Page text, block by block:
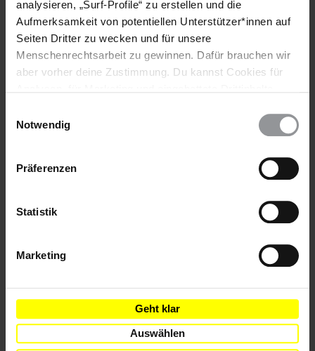
analysieren, „Surf-Profile“ zu erstellen und die
Aufmerksamkeit von potentiellen Unterstützer*innen auf
Seiten Dritter zu wecken und für unsere
Menschenrechtsarbeit zu gewinnen. Dafür brauchen wir
aber vorher deine Zustimmung. Du kannst Cookies für
wieder ändern. Diesen Banner kannst Du über den Link
Notwendig
Präferenzen
Statistik
Marketing
Geht klar
Auswählen
Teile diesen Beitrag
Bleib informiert
Text
für die Menschenrechte stark!
E-
Mail